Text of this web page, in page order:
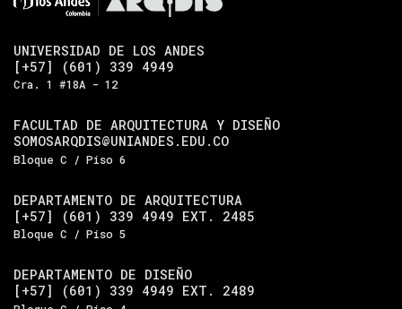
UNIVERSIDAD DE LOS ANDES
[+57] (601) 339 4949
Cra. 1 #18A - 12
FACULTAD DE ARQUITECTURA Y DISEÑO
SOMOSARQDIS@UNIANDES.EDU.CO
Bloque C / Piso 6
DEPARTAMENTO DE ARQUITECTURA
[+57] (601) 339 4949 EXT. 2485
Bloque C / Piso 5
DEPARTAMENTO DE DISEÑO
[+57] (601) 339 4949 EXT. 2489